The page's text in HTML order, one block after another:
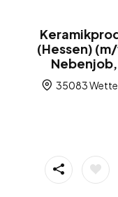
(Hessen)
35083